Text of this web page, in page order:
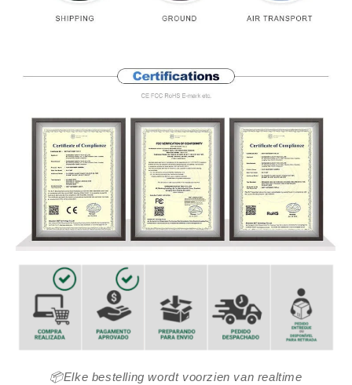
📦Elke bestelling wordt voorzien van realtime